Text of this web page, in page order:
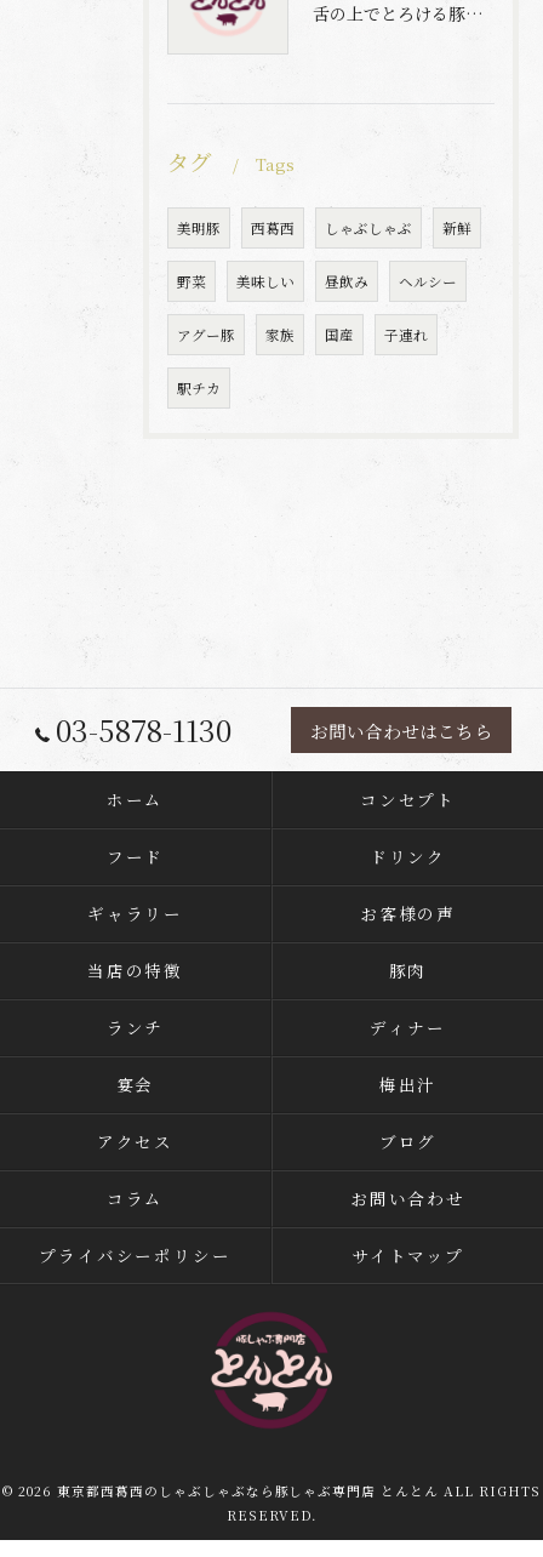
舌の上でとろける豚肉と自家製梅出汁の魅力
タグ Tags
美明豚 西葛西 しゃぶしゃぶ 新鮮
野菜 美味しい 昼飲み ヘルシー
アグー豚 家族 国産 子連れ
駅チカ
03-5878-1130 お問い合わせはこちら
ホーム コンセプト
フード ドリンク
ギャラリー お客様の声
当店の特徴 豚肉
ランチ ディナー
宴会 梅出汁
アクセス ブログ
コラム お問い合わせ
プライバシーポリシー サイトマップ
© 2026 東京都西葛西のしゃぶしゃぶなら豚しゃぶ専門店 とんとん ALL RIGHTS
RESERVED.